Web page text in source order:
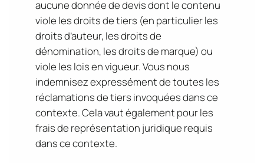
aucune donnée de devis dont le contenu
viole les droits de tiers (en particulier les
droits d’auteur, les droits de
dénomination, les droits de marque) ou
viole les lois en vigueur. Vous nous
indemnisez expressément de toutes les
réclamations de tiers invoquées dans ce
contexte. Cela vaut également pour les
frais de représentation juridique requis
dans ce contexte.